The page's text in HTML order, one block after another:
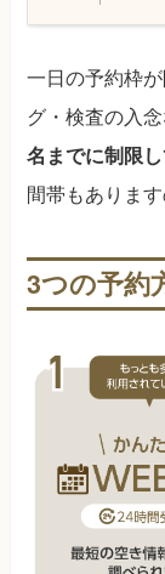
一日の予約枠
グ・検査の入
名までに制限
間帯もありま
3つの予約